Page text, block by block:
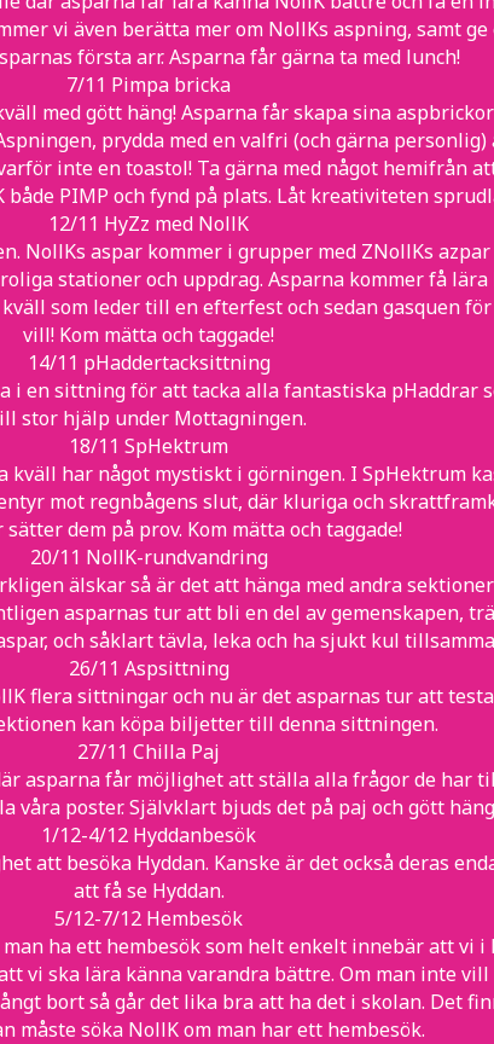
vi även berätta mer om NollKs aspning, samt ge
första arr. Asparna får gärna ta med lunch!
7/11 Pimpa bricka
med gött häng! Asparna får skapa sina
prydda med en valfri (och gärna
inte en toastol! Ta gärna med något hemifrån
både PIMP och fynd på plats. Låt kreativiteten
12/11 HyZz med NollK
NollKs aspar kommer i grupper med ZNollKs
stationer och uppdrag. Asparna kommer få lära
som leder till en efterfest och sedan gasquen för
vill! Kom mätta och taggade!
14/11 pHaddertacksittning
i en sittning för att tacka alla fantastiska pHaddrar
stor hjälp under Mottagningen.
18/11 SpHektrum
kväll har något mystiskt i görningen. I SpHektrum
mot regnbågens slut, där kluriga och
dem på prov. Kom mätta och taggade!
20/11 NollK-rundvandring
älskar så är det att hänga med andra
asparnas tur att bli en del av gemenskapen,
och såklart tävla, leka och ha sjukt kul
26/11 Aspsittning
flera sittningar och nu är det asparnas tur att
kan köpa biljetter till denna sittningen.
27/11 Chilla Paj
asparna får möjlighet att ställa alla frågor de har
våra poster. Självklart bjuds det på paj och gött
1/12-4/12 Hyddanbesök
att besöka Hyddan. Kanske är det också deras
att få se Hyddan.
5/12-7/12 Hembesök
ha ett hembesök som helt enkelt innebär att vi i
vi ska lära känna varandra bättre. Om man inte
bort så går det lika bra att ha det i skolan. Det
måste söka NollK om man har ett hembesök.